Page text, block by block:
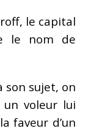
le capital
le nom de
son sujet, on
voleur lui
faveur d’un